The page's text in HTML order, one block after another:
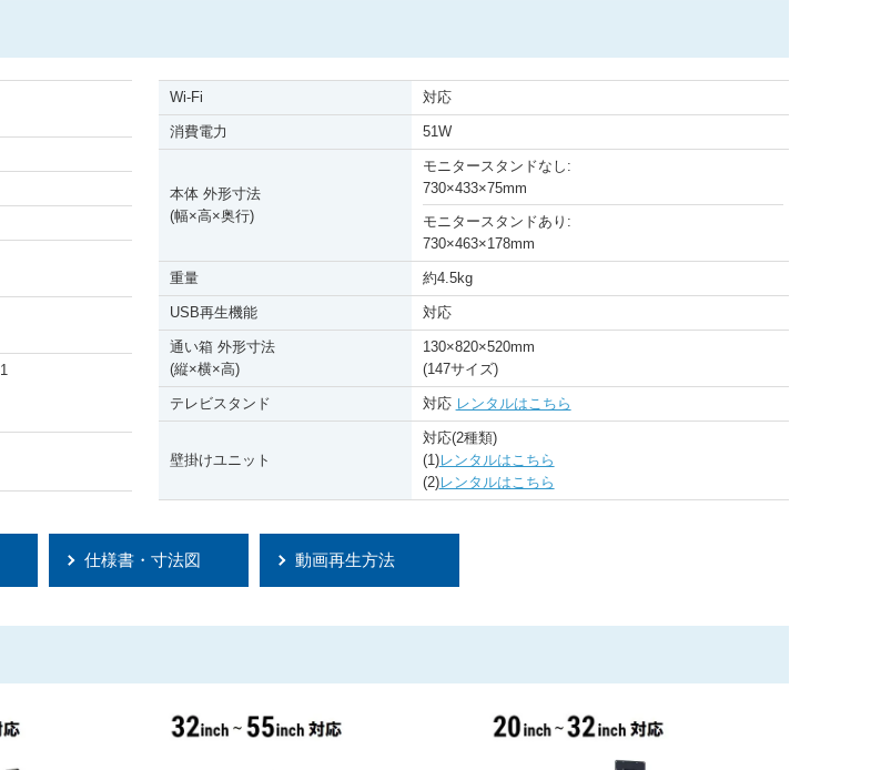
1
Wi-Fi 対応
消費電力 51W
本体 外形寸法
(幅×高×奥行)
モニタースタンドなし:
730×433×75mm
モニタースタンドあり:
730×463×178mm
重量 約4.5kg
USB再生機能 対応
通い箱 外形寸法
(縦×横×高)
130×820×520mm
(147サイズ)
テレビスタンド 対応 レンタルはこちら
壁掛けユニット
対応(2種類)
(1)レンタルはこちら
(2)レンタルはこちら
仕様書・寸法図 動画再生方法